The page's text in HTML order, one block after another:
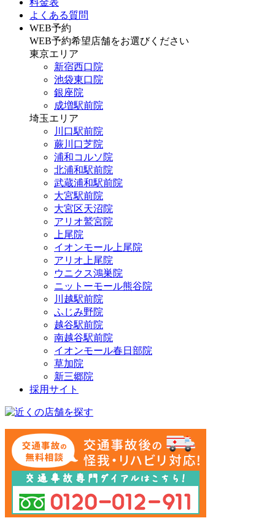
よくある質問
WEB予約
WEB予約希望店舗をお選びください
東京エリア
新宿西口院
池袋東口院
銀座院
成増駅前院
埼玉エリア
川口駅前院
蕨川口芝院
浦和コルソ院
北浦和駅前院
武蔵浦和駅前院
大宮駅前院
大宮区天沼院
アリオ鷲宮院
上尾院
イオンモール上尾院
アリオ上尾院
ウニクス鴻巣院
ニットーモール熊谷院
川越駅前院
ふじみ野院
越谷駅前院
南越谷駅前院
イオンモール春日部院
草加院
新三郷院
採用サイト